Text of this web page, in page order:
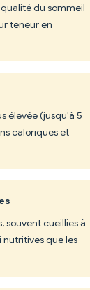
du sommeil
teneur en
élevée (jusqu'à 5
caloriques et
souvent cueillies à
nutritives que les